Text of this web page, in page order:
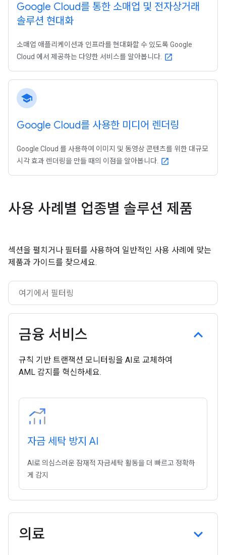
Google Cloud를 통한 소매업 및 전자상거래
솔루션 현대화
소매업 애플리케이션과 인프라를 현대화할 수 있도록 Google
Cloud 에서 제공하는 다양한 서비스를 알아봅니다. open_in_new
school
Google Cloud를 사용한 미디어 렌더링
Google Cloud 를 사용하여 이미지 및 동영상 콘텐츠를 위한 대규모
시각 효과 렌더링을 만들 때의 이점을 알아봅니다. open_in_new
사용 사례별 업종별 솔루션 제품
섹션을 펼치거나 필터를 사용하여 일반적인 사용 사례에 맞는
제품과 가이드를 찾으세요.
금융 서비스
규칙 기반 트랜잭션 모니터링을 AI로 교체하여
AML 감지를 혁신하세요.
자금 세탁 방지 AI
AI로 의심스러운 잠재적 자금세탁 활동을 더 빠르고 정확하
게 감지
의료